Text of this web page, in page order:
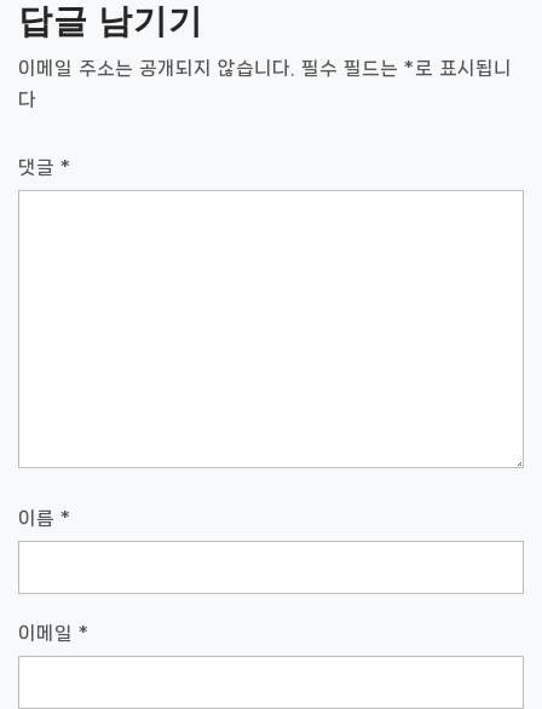
이
션
답글 남기기
이메일 주소는 공개되지 않습니다. 필수 필드는 * 로 표시됩니
다
댓글 *
이름 *
이메일 *